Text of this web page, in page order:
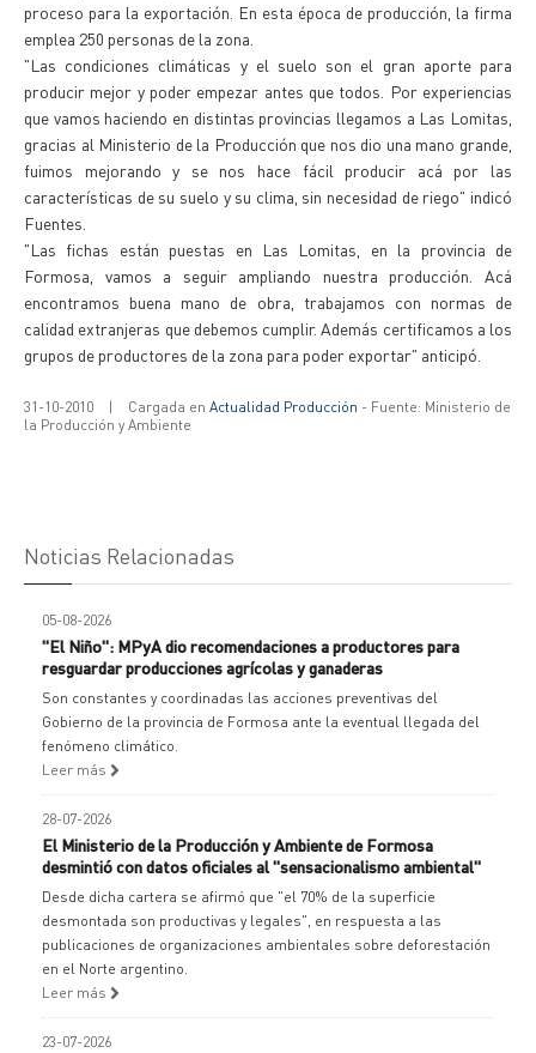
proceso para la exportación. En esta época de producción, la firma
emplea 250 personas de la zona.
"Las condiciones climáticas y el suelo son el gran aporte para
producir mejor y poder empezar antes que todos. Por experiencias
que vamos haciendo en distintas provincias llegamos a Las Lomitas,
gracias al Ministerio de la Producción que nos dio una mano grande,
fuimos mejorando y se nos hace fácil producir acá por las
características de su suelo y su clima, sin necesidad de riego" indicó
Fuentes.
"Las fichas están puestas en Las Lomitas, en la provincia de
Formosa, vamos a seguir ampliando nuestra producción. Acá
encontramos buena mano de obra, trabajamos con normas de
calidad extranjeras que debemos cumplir. Además certificamos a los
grupos de productores de la zona para poder exportar" anticipó.
31-10-2010 | Cargada en Actualidad Producción - Fuente: Ministerio de
la Producción y Ambiente
Noticias Relacionadas
05-08-2026
"El Niño": MPyA dio recomendaciones a productores para
resguardar producciones agrícolas y ganaderas
Son constantes y coordinadas las acciones preventivas del
Gobierno de la provincia de Formosa ante la eventual llegada del
fenómeno climático.
Leer más
28-07-2026
El Ministerio de la Producción y Ambiente de Formosa
desmintió con datos oficiales al "sensacionalismo ambiental"
Desde dicha cartera se afirmó que "el 70% de la superficie
desmontada son productivas y legales", en respuesta a las
publicaciones de organizaciones ambientales sobre deforestación
en el Norte argentino.
Leer más
23-07-2026